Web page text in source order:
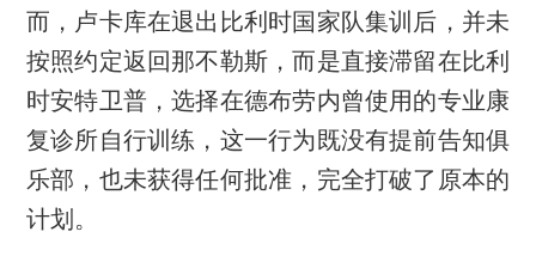
而，卢卡库在退出比利时国家队集训后，并未
按照约定返回那不勒斯，而是直接滞留在比利
时安特卫普，选择在德布劳内曾使用的专业康
复诊所自行训练，这一行为既没有提前告知俱
乐部，也未获得任何批准，完全打破了原本的
计划。